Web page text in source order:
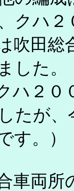
クハ
吹田
した
ハ２
たが
す。）
車両